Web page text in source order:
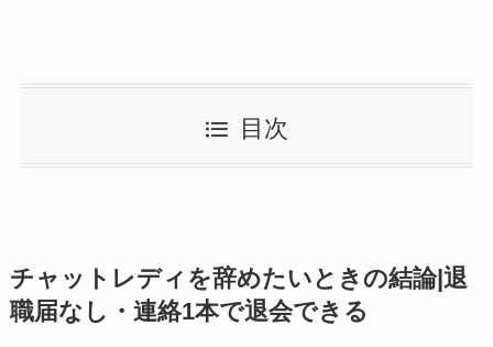
目次
チャットレディを辞めたいときの結論|退
職届なし・連絡1本で退会できる